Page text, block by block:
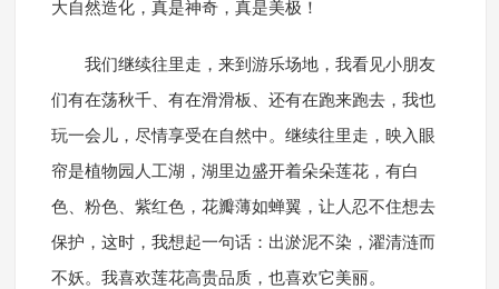
大自然造化，真是神奇，真是美极！
我们继续往里走，来到游乐场地，我看见小朋友
们有在荡秋千、有在滑滑板、还有在跑来跑去，我也
玩一会儿，尽情享受在自然中。继续往里走，映入眼
帘是植物园人工湖，湖里边盛开着朵朵莲花，有白
色、粉色、紫红色，花瓣薄如蝉翼，让人忍不住想去
保护，这时，我想起一句话：出淤泥不染，濯清涟而
不妖。我喜欢莲花高贵品质，也喜欢它美丽。